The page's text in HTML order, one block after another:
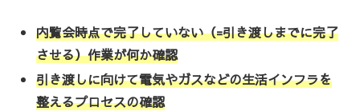
内覧会時点で完了していない（=引き渡しまでに完了
させる）作業が何か確認
引き渡しに向けて電気やガスなどの生活インフラを
整えるプロセスの確認